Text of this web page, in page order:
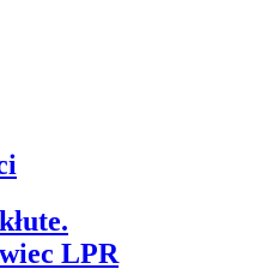
LPR